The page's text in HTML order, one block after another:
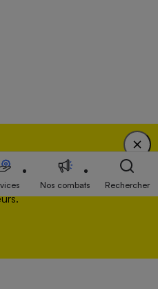
tout en soutenant
de l'Etat, des
syndicats, des producteurs et des
Nos combats Rechercher